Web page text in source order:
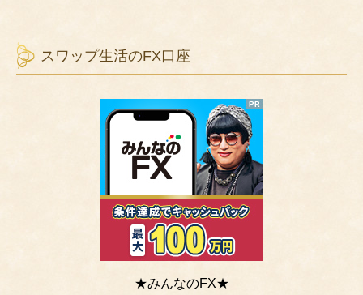
スワップ生活のFX口座
★みんなのFX★